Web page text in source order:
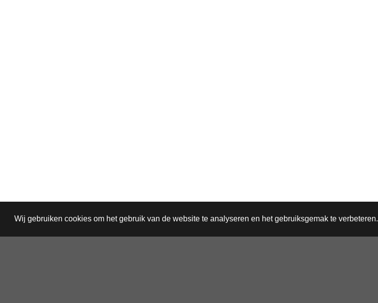
Wij gebruiken cookies om het gebruik van de website te analyseren en het gebruiksgemak te verbeteren.